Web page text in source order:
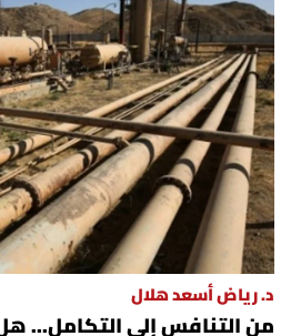
د. رياض أسعد هلال
من التنافس إلى التكامل...